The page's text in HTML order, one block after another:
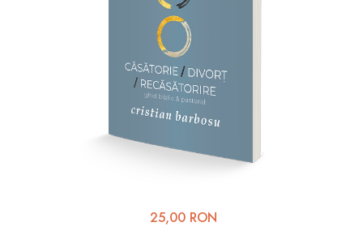
Prietenie, Logodnă și
Cărți de Colorat
Adolescenți și Tineri25,00 RON